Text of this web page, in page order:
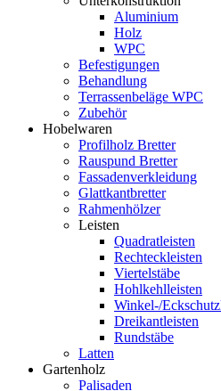
Aluminium
Holz
WPC
Befestigungen
Behandlung
Terrassenbeläge WPC
Zubehör
Hobelwaren
Profilholz Bretter
Rauspund Bretter
Fassadenverkleidung
Glattkantbretter
Rahmenhölzer
Leisten
Quadratleisten
Rechteckleisten
Viertelstäbe
Hohlkehlleisten
Winkel-/
Dreikantleisten
Rundstäbe
Latten
Gartenholz
Palisaden